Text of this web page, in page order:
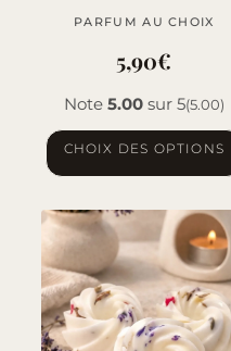
PARFUM AU CHOIX
5,90€
Note 5.00sur 5(5.00)
CHOIX DES OPTIONS
Ce
plusieurs
variations.
Les
options
peuvent